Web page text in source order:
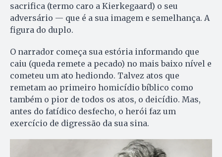
sacrifica (termo caro a Kierkegaard) o seu
adversário — que é a sua imagem e semelhança. A
figura do duplo.
O narrador começa sua estória informando que
caiu (queda remete a pecado) no mais baixo nível e
cometeu um ato hediondo. Talvez atos que
remetam ao primeiro homicídio bíblico como
também o pior de todos os atos, o deicídio. Mas,
antes do fatídico desfecho, o herói faz um
exercício de digressão da sua sina.